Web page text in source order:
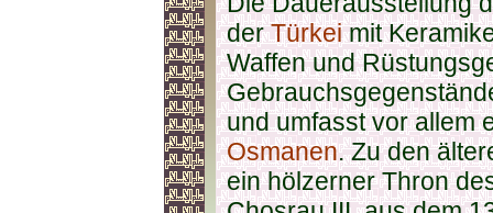
derTürkeimit
Waffen und
und umfasst vor allem
Osmanen. Zu den
ein hölzerner Thron